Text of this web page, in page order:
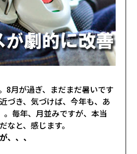
8月が過ぎ、まだまだ暑いです
づき、気づけば、今年も、あ
。毎年、月並みですが、本当
なと、感じます。
、、、